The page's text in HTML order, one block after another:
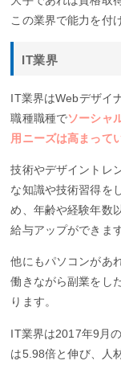
この業界で能力を付
IT業界
IT業界はWebデザイ
職種職種でソーシャ
用ニーズは高まって
技術やデザイントレ
な知識や技術習得を
め、年齢や経験年数
給与アップができます
他にもパソコンがあ
働きながら副業をし
ります。
IT業界は2017年9月
は5.98倍と伸び、人